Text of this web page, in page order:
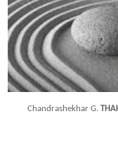
Chandrashekhar G.